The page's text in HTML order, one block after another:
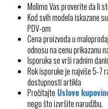
Molimo Vas proverite da li
Kod svih modela iskazane
PDV-om
Cena proizvoda u
odnosu na cenu prikazanu
Isporuka se vrši radnim
Rok isporuke je najviše 5-7
dostupnosti artikla
Pročitajte Uslove
nego što izvršite narudžbu.